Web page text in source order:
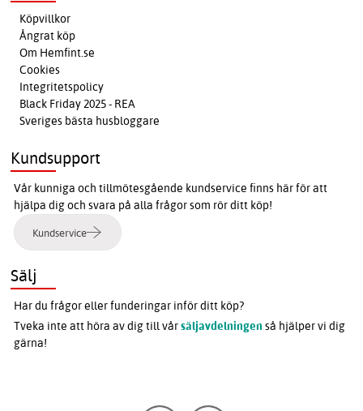
Köpvillkor
Ångrat köp
Om Hemfint.se
Cookies
Integritetspolicy
Black Friday 2025 - REA
Sveriges bästa husbloggare
Kundsupport
Vår kunniga och tillmötesgående kundservice finns här för att
hjälpa dig och svara på alla frågor som rör ditt köp!
Kundservice
Sälj
Har du frågor eller funderingar inför ditt köp?
Tveka inte att höra av dig till vårsäljavdelningen så hjälper vi dig
gärna!